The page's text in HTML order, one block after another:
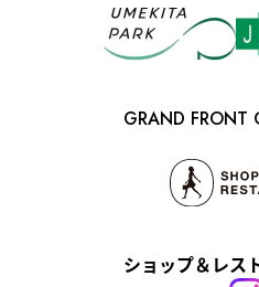
ショップ＆レス
GRAND FRONT